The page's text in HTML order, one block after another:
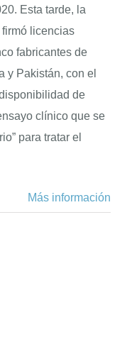
Esta tarde, la
licencias
fabricantes de
y Pakistán, con el
de
clínico que se
para tratar el
Más información